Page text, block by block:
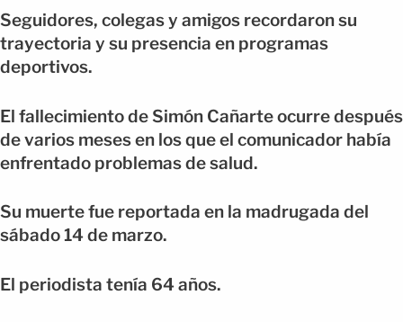
Seguidores, colegas y amigos recordaron su
trayectoria y su presencia en programas
deportivos.
El fallecimiento de Simón Cañarte ocurre después
de varios meses en los que el comunicador había
enfrentado problemas de salud.
Su muerte fue reportada en la madrugada del
sábado 14 de marzo.
El periodista tenía 64 años.